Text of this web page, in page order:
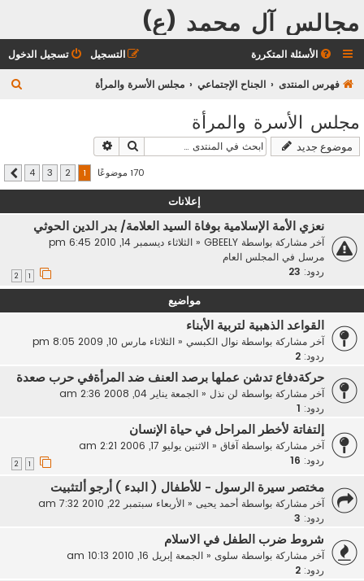
مجالس آل محمد (ع)
الأسئلة المتكررة تسجيل الدخول التسجيل
فهرس المنتدى الجناح الإجتماعي مجلس الأسرة والمرأة
ب
مجلس الأسرة والمرأة
موضوع جديد بحث
170 موضوعًا 2
3
4 التالي
إعلانات
نعزي الأمة الإسلامية بوفاة السيد العلامة/ بدر الدين الحوثي
آخر مشاركة بواسطة GBEELY
« الثلاثاء ديسمبر 14, 2010 6:45 pm
مرسل في المجلس العام
ردود: 23
مواضيع
القواعد الذهبية لتربية الأبناء
آخر مشاركة بواسطة نوال الكبسي « الثلاثاء مارس 10, 2009 8:05 pm
ردود: 2
حركةدفاع تدشن عملها برصد العنف ضد المرأةفي حرب صعدة
آخر مشاركة بواسطة لن نذل « الجمعة يناير 04, 2008 2:36 am
ردود:
إلتفاتة لأخطر المراحل في حياة الإنسان
آخر مشاركة بواسطة آفاق« الاثنين يوليو 17, 2006 2:21 am
ردود: 16
مختصر سيرة الرسول - للأطفال ( البدء ) أرجو ألتثبيت
آخر مشاركة بواسطة أحمد يحيى « الأربعاء سبتمبر 22, 2010 7:32 am
ردود: 3
شروط ضرب الطفل في الاسلام
آخر مشاركة بواسطة سلوى« الجمعة إبريل 16, 2010 10:13 am
ردود: 2